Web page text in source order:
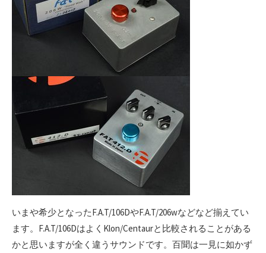
いまや希少となったF.A.T/106DやF.A.T/206wなどなど揃えてい
ます。F.A.T/106DはよくKlon/Centaurと比較されることがある
かと思いますが全く違うサウンドです。百聞は一見に如かず